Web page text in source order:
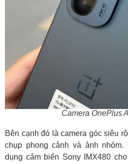
Camera OnePlus
Bên cạnh đó là camera góc siêu
chụp phong cảnh và ảnh nhóm.
dụng cảm biến Sony IMX480